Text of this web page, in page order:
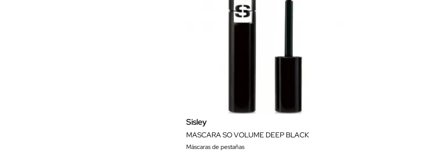
Sisley
MASCARA SO VOLUME DEEP BLACK
Máscaras de pestañas